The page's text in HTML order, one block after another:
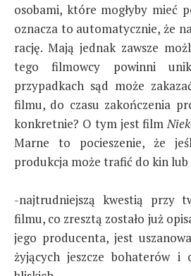
osobami, które mogłyby mieć
oznacza to automatycznie, że
rację. Mają jednak zawsze
tego filmowcy powinni
przypadkach sąd może
filmu, do czasu zakończenia
konkretnie? O tym jest film
Marne to pocieszenie, że
produkcja może trafić do kin lub
-najtrudniejszą kwestią przy
filmu, co zresztą zostało już
jego producenta, jest
żyjących jeszcze bohaterów i